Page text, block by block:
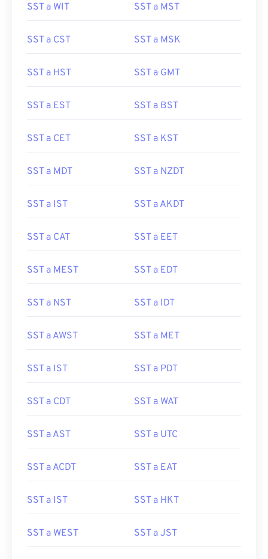
SST a WIT SST a MST
SST a CST SST a MSK
SST a HST SST a GMT
SST a EST SST a BST
SST a CET SST a KST
SST a MDT SST a NZDT
SST a IST SST a AKDT
SST a CAT SST a EET
SST a MEST SST a EDT
SST a NST SST a IDT
SST a AWST SST a MET
SST a IST SST a PDT
SST a CDT SST a WAT
SST a AST SST a UTC
SST a ACDT SST a EAT
SST a IST SST a HKT
SST a WEST SST a JST